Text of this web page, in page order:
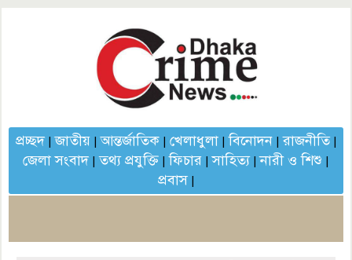
প্রচ্ছদ|জাতীয়|আন্তর্জাতিক| খেলাধুলা|বিনোদন|রাজনীতি|
জেলা সংবাদ|তথ্য প্রযুক্তি |ফিচার |সাহিত্য|নারী ও শিশু |
প্রবাস|